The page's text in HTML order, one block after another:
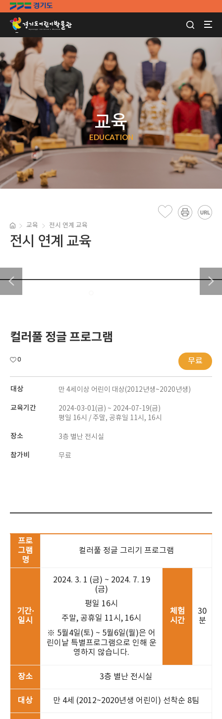
교육
EDUCATION
교육 전시 연계 교육
전시 연계 교육
컬러풀 정글 프로그램
0 무료
대상 만 4세이상 어린이 대상(2012년생~2020년생)
교육기간
2024-03-01(금) ~ 2024-07-19(금)
평일 16시 / 주말, 공휴일 11시, 16시
장소 3층 별난 전시실
참가비 무료
프로
그램
명
컬러풀 정글 그리기 프로그램
기간·
일시
2024. 3. 1 (금) ~ 2024. 7. 19
(금)
평일 16시
주말, 공휴일 11시, 16시
※ 5월4일(토) ~ 5월6일(월)은 어
린이날 특별프로그램으로 인해 운
영하지 않습니다.
체험
시간
30
분
장소 3층 별난 전시실
대상 만 4세 (2012~2020년생 어린이) 선착순 8팀